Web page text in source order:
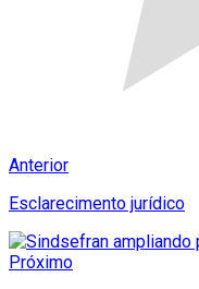
Anterior
Esclarecimento jurídico
Próximo